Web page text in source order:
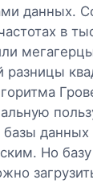
данных.
в
разницы
базы данных
Но